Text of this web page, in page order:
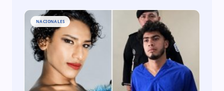
NACIONALES